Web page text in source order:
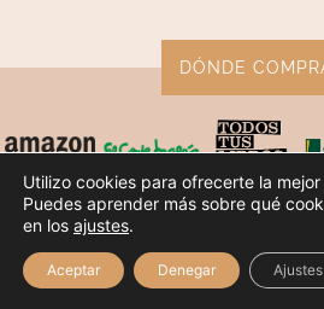
DÓNDE
Elsa Jenner © 2026.Política de
Política de
Utilizo cookies para ofrecerte la
Puedes aprender más sobre qué
en los ajustes.
Aceptar Denegar Ajustes